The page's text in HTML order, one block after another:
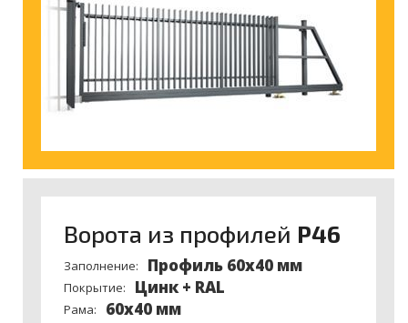
Ворота из профилей P46
Заполнение: Профиль 60х40 мм
Покрытие: Цинк + RAL
Рама: 60х40 мм